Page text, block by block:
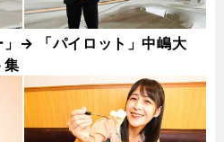
」→ 「パイロット」中嶋大
集